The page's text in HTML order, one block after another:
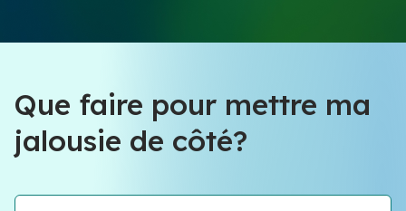
Que faire pour mettre ma
jalousie de côté?